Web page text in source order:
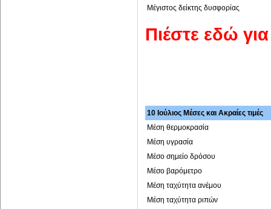
Μέγιστος δείκτης δυσφορίας
Πιέστε εδώ
10 Ιούλιος Μέσες και Ακραίες τιμές
Μέση θερμοκρασία
Μέση υγρασία
Μέσο σημείο δρόσου
Μέσο βαρόμετρο
Μέση ταχύτητα ανέμου
Μέση ταχύτητα ριπών